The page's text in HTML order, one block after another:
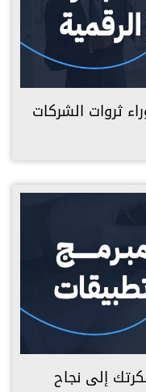
ثروات الشركات
إلى نجاح